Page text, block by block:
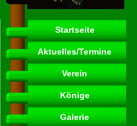
Startseite
Aktuelles/Termine
Verein
Könige
Galerie